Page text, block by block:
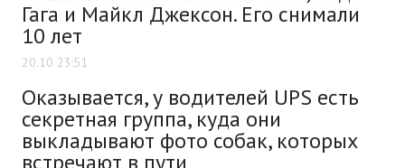
Гага и Майкл Джексон. Его снимали
10 лет
20.10 23:51
Оказывается, у водителей UPS есть
секретная группа, куда они
выкладывают фото собак, которых
встречают в пути